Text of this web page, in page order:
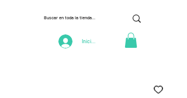
Iniciar Sesión